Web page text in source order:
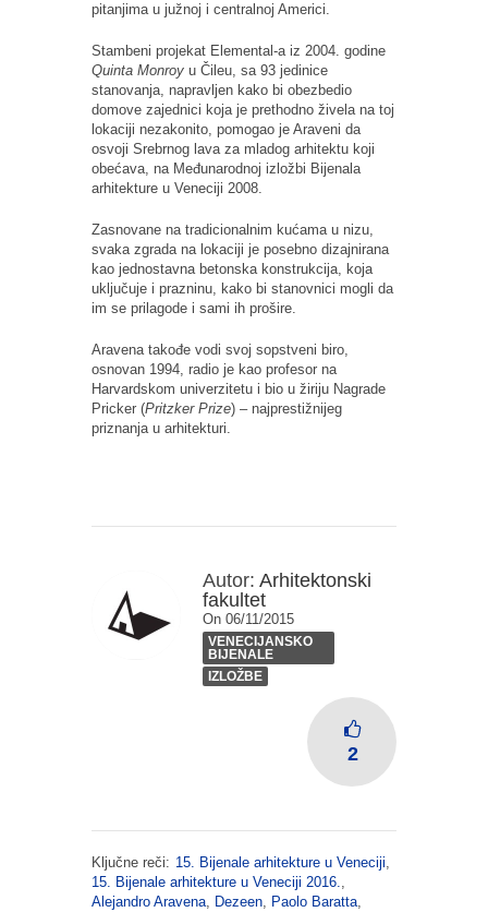
pitanjima u južnoj i centralnoj Americi.
Stambeni projekat Elemental-a iz 2004. godine
Quinta Monroy u Čileu, sa 93 jedinice
stanovanja, napravljen kako bi obezbedio
domove zajednici koja je prethodno živela na toj
lokaciji nezakonito, pomogao je Araveni da
osvoji Srebrnog lava za mladog arhitektu koji
obećava, na Međunarodnoj izložbi Bijenala
arhitekture u Veneciji 2008.
Zasnovane na tradicionalnim kućama u nizu,
svaka zgrada na lokaciji je posebno dizajnirana
kao jednostavna betonska konstrukcija, koja
uključuje i prazninu, kako bi stanovnici mogli da
im se prilagode i sami ih prošire.
Aravena takođe vodi svoj sopstveni biro,
osnovan 1994, radio je kao profesor na
Harvardskom univerzitetu i bio u žiriju Nagrade
Pricker (Pritzker Prize) – najprestižnijeg
priznanja u arhitekturi.
Autor: Arhitektonski
fakultet
On 06/11/2015
VENECIJANSKO
BIJENALE
IZLOŽBE
2
Ključne reči: 15. Bijenale arhitekture u Veneciji,
15. Bijenale arhitekture u Veneciji 2016.,
Alejandro Aravena, Dezeen, Paolo Baratta,